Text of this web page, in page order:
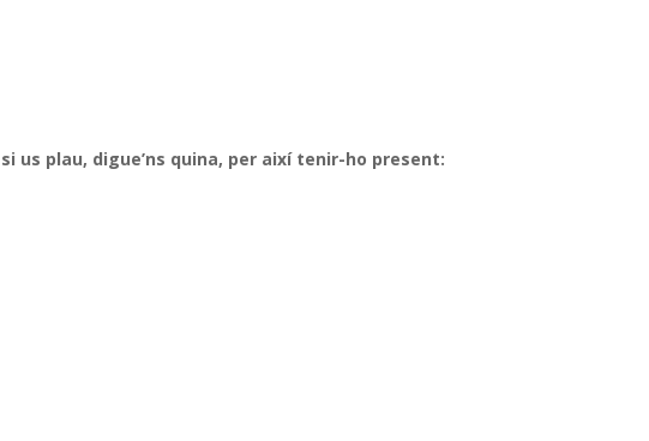
plau, digue’ns quina, per així tenir-ho present: